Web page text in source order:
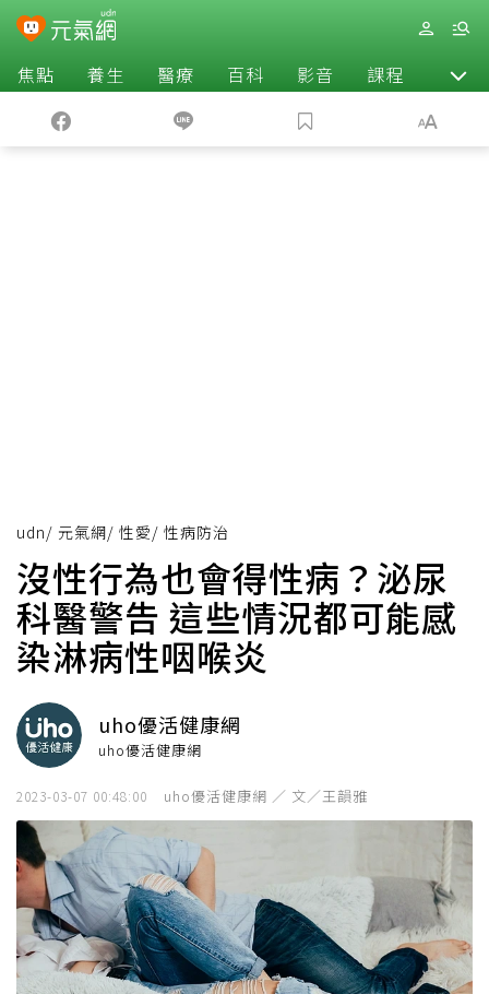
焦點 養生 醫療 百科 影音 課程 退休
udn/ 元氣網/ 性愛/ 性病防治
沒性行為也會得性病？泌尿
科醫警告 這些情況都可能感
染淋病性咽喉炎
uho優活健康網
uho優活健康網
2023-03-07 00:48:00 uho優活健康網 ／ 文／王韻雅